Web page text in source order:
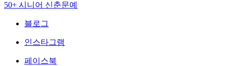
50+ 시니어 신춘문예
블로그
인스타그램
페이스북